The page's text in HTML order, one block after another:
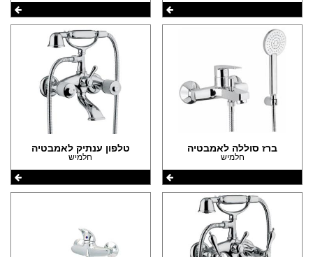
ברז סוללה לאמבטיה
חלמיש
טלפון ענתיק לאמבטיה
חלמיש